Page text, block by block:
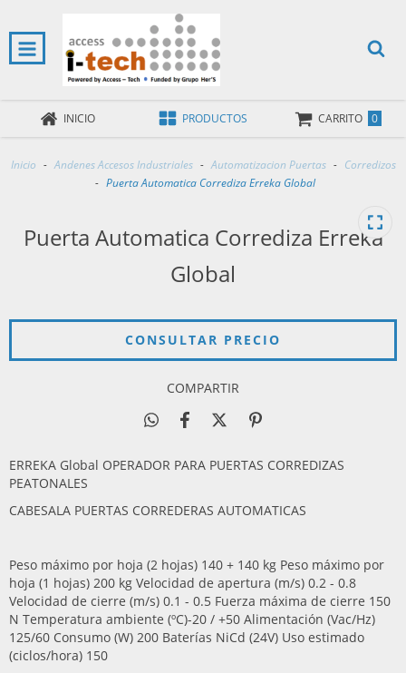
INICIO PRODUCTOS CARRITO 0
Inicio - Andenes Accesos Industriales - Automatizacion Puertas - Corredizos
- Puerta Automatica Corrediza Erreka Global
Puerta Automatica Corrediza Erreka
Global
COMPARTIR
ERREKA Global OPERADOR PARA PUERTAS CORREDIZAS
PEATONALES
CABESALA PUERTAS CORREDERAS AUTOMATICAS
Peso máximo por hoja (2 hojas) 140 + 140 kg Peso máximo por
hoja (1 hojas) 200 kg Velocidad de apertura (m/s) 0.2 - 0.8
Velocidad de cierre (m/s) 0.1 - 0.5 Fuerza máxima de cierre 150
N Temperatura ambiente (ºC)-20 / +50 Alimentación (Vac/Hz)
125/60 Consumo (W) 200 Baterías NiCd (24V) Uso estimado
(ciclos/hora) 150